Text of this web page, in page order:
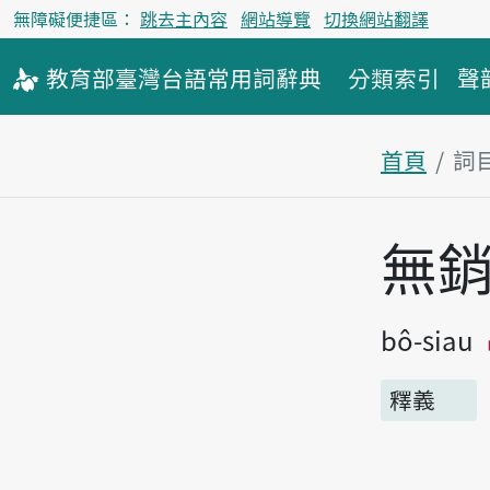
無障礙便捷區： 跳去主內容 網站導覽 切換網站翻譯
教育部臺灣台語常用詞辭典 分類索引 聲
首頁 詞
主內容區
無
bô-siau
釋義